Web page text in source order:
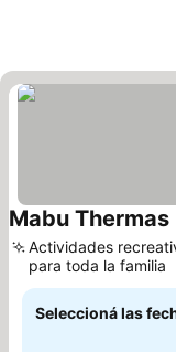
Mabu
Actividades
para toda la familia
Seleccioná las